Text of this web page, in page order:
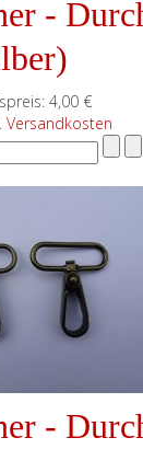
-
4,00 €
Versandkosten
-